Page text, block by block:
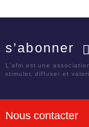
s’abonner
L'afm est une
stimuler, diffuser et
Nous contacter